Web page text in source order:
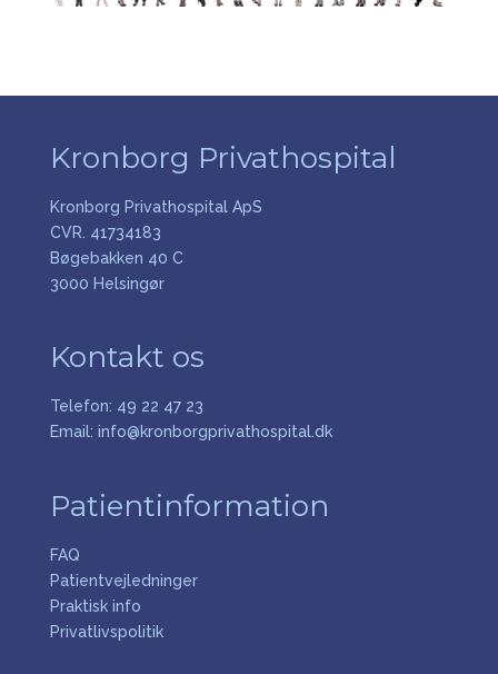
Kronborg Privathospital
Kronborg Privathospital ApS
CVR. 41734183
Bøgebakken 40 C
3000 Helsingør
Kontakt os
Telefon: 49 22 47 23
Email: info@kronborgprivathospital.dk
Patientinformation
FAQ
Patientvejledninger
Praktisk info
Privatlivspolitik